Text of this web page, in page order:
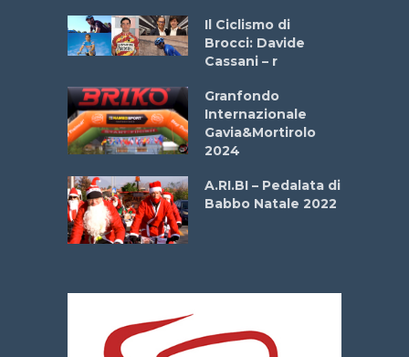
Il Ciclismo di
Brocci: Davide
Cassani – r
Granfondo
Internazionale
Gavia&Mortirolo
2024
A.RI.BI – Pedalata di
Babbo Natale 2022